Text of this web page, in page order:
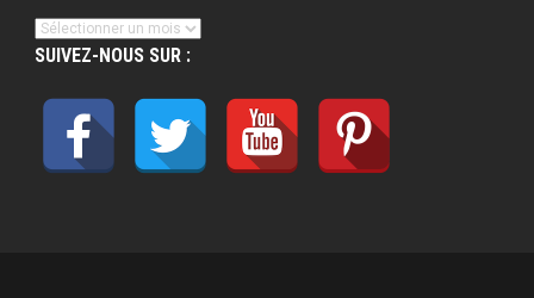
Archives
SUIVEZ-NOUS SUR :